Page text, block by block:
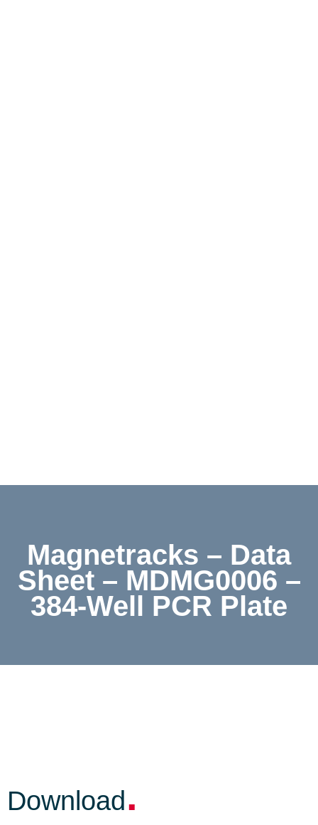
Magnetracks – Data
Sheet – MDMG0006 –
384-Well PCR Plate
Download
.